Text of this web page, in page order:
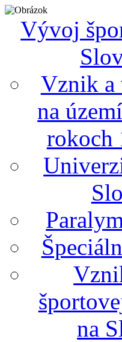
Vývoj
Vznik a
na
rokoch
na